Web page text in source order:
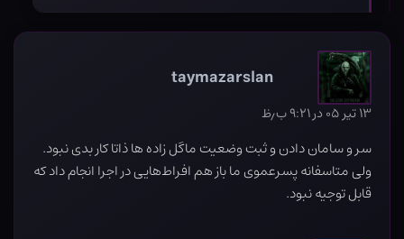
taymazarslan
۱۳ تیر ۰۵ در ۹:۲۱ ب٫ظ
سر و سامان دادن و ثبت وضعیت ماگل زاده ها ذاتا کار بدی نبود.
ولی متاسفانه پسرعموی ما باز هم افراط‌هایی در اجرا انجام داد که
قابل توجیه نبود.